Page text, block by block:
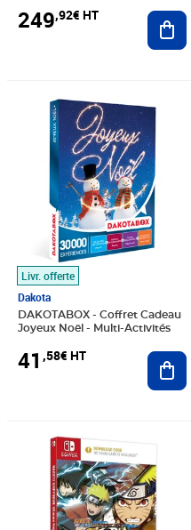
249,92€ HT
Livr. offerte
Dakota
DAKOTABOX - Coffret Cadeau
Joyeux Noël - Multi-Activités
41 ,58€ HT
Prix 41,58€ HT
Prix 30,43€ HT